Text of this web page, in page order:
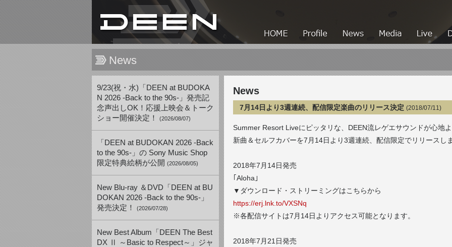
HOME Profile News Media
News
9/23(祝・水)「DEEN at BUDOKA
N 2026 -Back to the 90s-」発売記
念声出しOK！応援上映会＆トーク
ショー開催決定！
(2026/08/07)
「DEEN at BUDOKAN 2026 -Back
to the 90s-」の Sony Music Shop
限定特典絵柄が公開 (2026/08/05)
New Blu-ray ＆DVD「DEEN at BU
DOKAN 2026 -Back to the 90s-」
発売決定！
(2026/07/28)
New Best Album「DEEN The Best
DX Ⅱ ～Basic to Respect～」ジャ
News
7月14日より3週連続、配信限定楽曲のリリース決定 (2018/07/11)
Summer Resort Liveにピッタリな、DEEN流レゲエサウンドが心地
新曲＆セルフカバーを7月14日より3週連続、配信限定でリリースし
2018年7月14日発売
｢Aloha｣
▼ダウンロード・ストリーミングはこちらから
https://erj.lnk.to/VXSNq
※各配信サイトは7月14日よりアクセス可能となります。
2018年7月21日発売